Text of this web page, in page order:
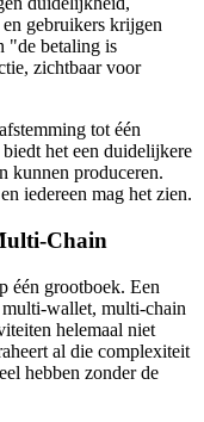
gebruikers krijgen
"de betaling is
zichtbaar voor
tot één
het een duidelijkere
kunnen produceren.
iedereen mag het zien.
Chain
één grootboek. Een
wallet, multi-chain
helemaal niet
al die complexiteit
hebben zonder de